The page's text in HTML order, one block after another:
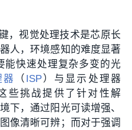
，视觉处理技术是芯原长
人，环境感知的难度显著
能快速处理复杂多变的光
器 （ ISP）与显示处理器
些挑战提供了针对性解
下，通过阳光可读增强、
像清晰可辨；而对于强调